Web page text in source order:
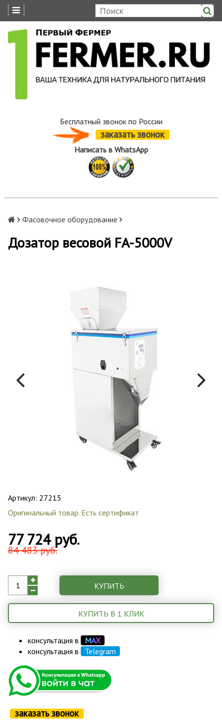
Бесплатный звонок по России
заказать звонок
Написать в WhatsApp
Фасовочное оборудование
Дозатор весовой FA-5000V
Артикул: 27215
Оригинальный товар. Есть сертификат
77 724 руб.
84 483 руб.
КУПИТЬ
КУПИТЬ В 1 КЛИК
консультация в МАХ
консультация в Telegram
заказать звонок